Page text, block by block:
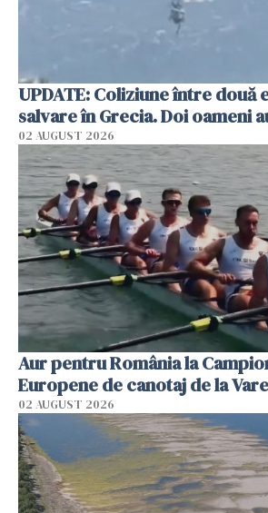
UPDATE: Coliziune între
salvare în Grecia. Doi oameni
02 AUGUST 2026
Aur pentru România la
Europene de canotaj de la
02 AUGUST 2026